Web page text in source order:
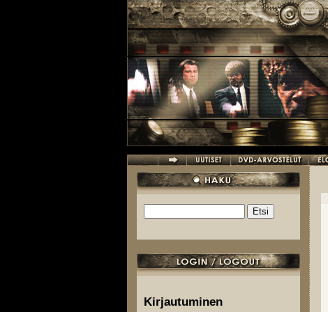
Hakulomake
Kirjautuminen